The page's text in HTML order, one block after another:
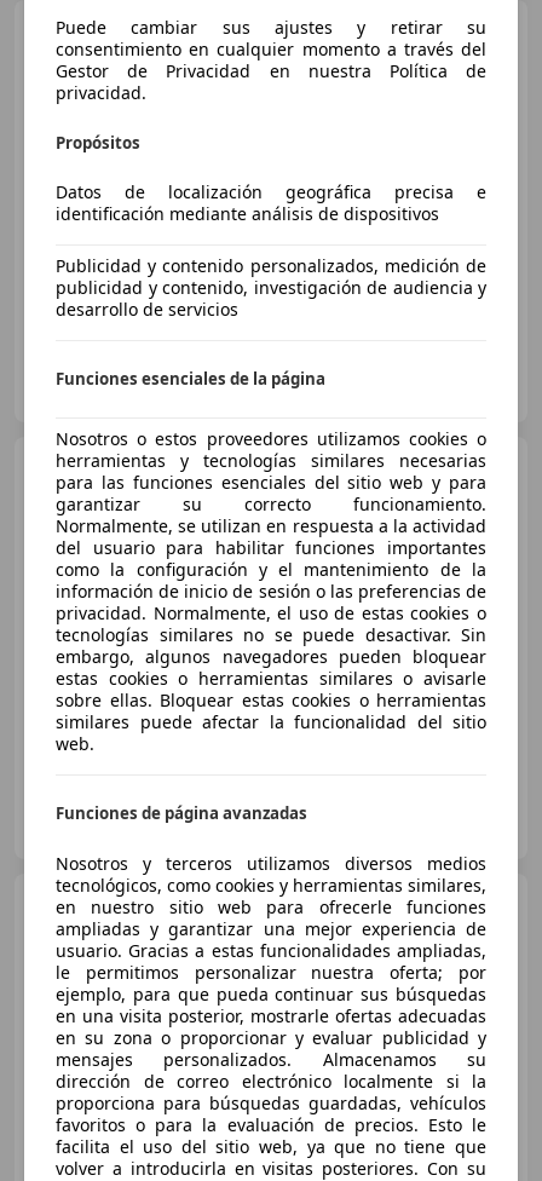
BMW X4xDrive 20dA
05/2019 118.569 km Diésel
140 kW (190 CV)
FLEXICAR ALICANTE - Carrer d´Ocaña
ES-03007 ALICANTE
BMW X3 2.0d
€ 6.300
Sin comparación
02/2007 295.170 km Diésel
110 kW (150 CV)
ORLANDO CARS
BMW X1sDrive 18iA xLine
€ 22.363
Buenprecio
08/2020 39.508 km Gasolina 100 kW (136 CV)
Puede cambiar sus ajustes y retirar su
consentimiento en cualquier momento a través del
Gestor de Privacidad en nuestra Política de
privacidad.
Propósitos
Datos de localización geográfica precisa e
identificación mediante análisis de dispositivos
Publicidad y contenido personalizados, medición de
publicidad y contenido, investigación de audiencia y
desarrollo de servicios
Funciones esenciales de la página
Nosotros o estos proveedores utilizamos cookies o
herramientas y tecnologías similares necesarias
para las funciones esenciales del sitio web y para
garantizar su correcto funcionamiento.
Normalmente, se utilizan en respuesta a la actividad
del usuario para habilitar funciones importantes
como la configuración y el mantenimiento de la
información de inicio de sesión o las preferencias de
privacidad. Normalmente, el uso de estas cookies o
tecnologías similares no se puede desactivar. Sin
embargo, algunos navegadores pueden bloquear
estas cookies o herramientas similares o avisarle
sobre ellas. Bloquear estas cookies o herramientas
similares puede afectar la funcionalidad del sitio
web.
Funciones de página avanzadas
Nosotros y terceros utilizamos diversos medios
tecnológicos, como cookies y herramientas similares,
en nuestro sitio web para ofrecerle funciones
ampliadas y garantizar una mejor experiencia de
usuario. Gracias a estas funcionalidades ampliadas,
le permitimos personalizar nuestra oferta; por
ejemplo, para que pueda continuar sus búsquedas
en una visita posterior, mostrarle ofertas adecuadas
en su zona o proporcionar y evaluar publicidad y
mensajes personalizados. Almacenamos su
dirección de correo electrónico localmente si la
proporciona para búsquedas guardadas, vehículos
favoritos o para la evaluación de precios. Esto le
facilita el uso del sitio web, ya que no tiene que
volver a introducirla en visitas posteriores. Con su